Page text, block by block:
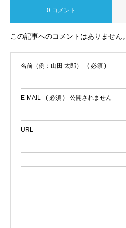
0 コメント
この記事へのコメントはありません。
名前（例：山田 太郎） ( 必須 )
E-MAIL ( 必須 ) - 公開されません -
URL